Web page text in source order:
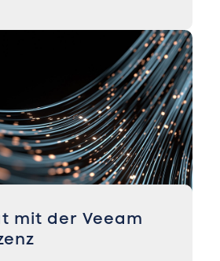
mit der Veeam